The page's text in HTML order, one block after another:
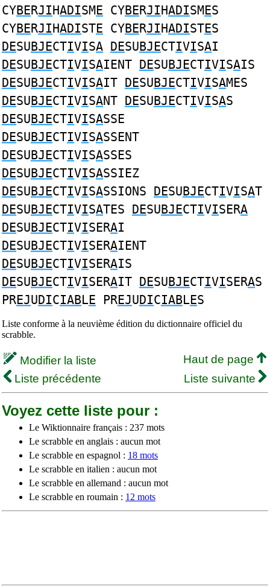
CYBERJIHADISME CYBERJIHADISMES
CYBERJIHADISTE CYBERJIHADISTES
DESUBJECTIVISA DESUBJECTIVISAI
DESUBJECTIVISAIENT DESUBJECTIVISAIS
DESUBJECTIVISAIT DESUBJECTIVISAMES
DESUBJECTIVISANT DESUBJECTIVISAS
DESUBJECTIVISASSE
DESUBJECTIVISASSENT
DESUBJECTIVISASSES
DESUBJECTIVISASSIEZ
DESUBJECTIVISASSIONS DESUBJECTIVISAT
DESUBJECTIVISATES DESUBJECTIVISERA
DESUBJECTIVISERAI
DESUBJECTIVISERAIENT
DESUBJECTIVISERAIS
DESUBJECTIVISERAIT DESUBJECTIVISERAS
PREJUDICIABLE PREJUDICIABLES
Liste conforme à la neuvième édition du dictionnaire officiel du
scrabble.
Modifier la liste
Haut de page
Liste précédente
Liste suivante
Voyez cette liste pour :
Le Wiktionnaire français : 237 mots
Le scrabble en anglais : aucun mot
Le scrabble en espagnol : 18 mots
Le scrabble en italien : aucun mot
Le scrabble en allemand : aucun mot
Le scrabble en roumain : 12 mots